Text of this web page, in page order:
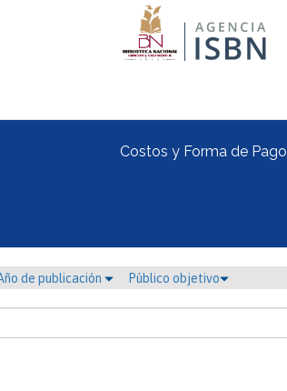
Costos y Forma de Pago
de publicación Público objetivo